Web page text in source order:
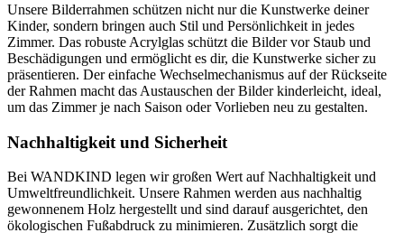
Unsere Bilderrahmen schützen nicht nur die Kunstwerke deiner
Kinder, sondern bringen auch Stil und Persönlichkeit in jedes
Zimmer. Das robuste Acrylglas schützt die Bilder vor Staub und
Beschädigungen und ermöglicht es dir, die Kunstwerke sicher zu
präsentieren. Der einfache Wechselmechanismus auf der Rückseite
der Rahmen macht das Austauschen der Bilder kinderleicht, ideal,
um das Zimmer je nach Saison oder Vorlieben neu zu gestalten.
Nachhaltigkeit und Sicherheit
Bei WANDKIND legen wir großen Wert auf Nachhaltigkeit und
Umweltfreundlichkeit. Unsere Rahmen werden aus nachhaltig
gewonnenem Holz hergestellt und sind darauf ausgerichtet, den
ökologischen Fußabdruck zu minimieren. Zusätzlich sorgt die